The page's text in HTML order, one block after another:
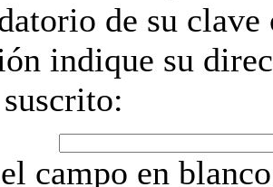
de su clave
indique su
campo en